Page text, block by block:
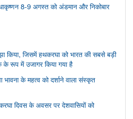
8-9 अगस्त को अंडमान और निकोबार
किया, जिसमें हथकरघा को भारत की सबसे बड़ी
के रूप में उजागर किया गया है
भावना के महत्व को दर्शाने वाला संस्कृत
दिवस के अवसर पर देशवासियों को